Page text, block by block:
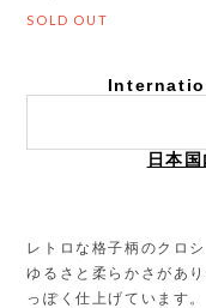
SOLD OUT
日本
レトロな格子柄のクロ
ゆるさと柔らかさがあ
っぽく仕上げています。